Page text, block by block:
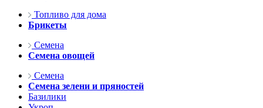
Топливо для дома
Брикеты
Семена
Семена овощей
Семена
Семена зелени и пряностей
Базилики